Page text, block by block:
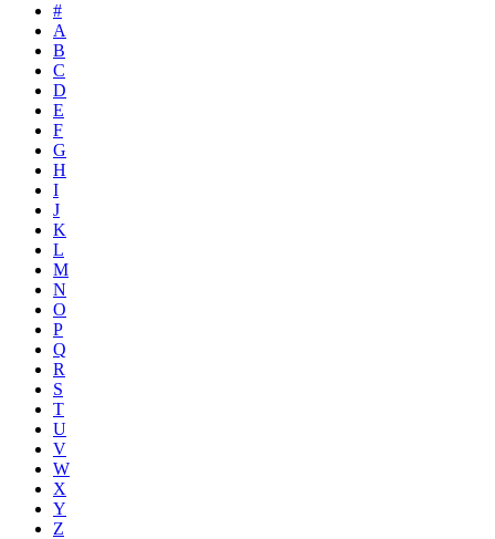
#
A
B
C
D
E
F
G
H
I
J
K
L
M
N
O
P
Q
R
S
T
U
V
W
X
Y
Z